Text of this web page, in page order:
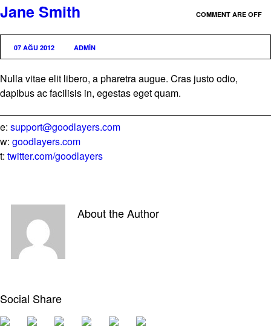
COMMENT ARE OFF
Jane Smith
07 AĞU 2012 ADMIN
Nulla vitae elit libero, a pharetra augue. Cras justo odio,
dapibus ac facilisis in, egestas eget quam.
e: support@goodlayers.com
w: goodlayers.com
t: twitter.com/goodlayers
About the Author
Social Share